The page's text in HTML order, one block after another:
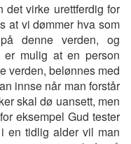
det virke urettferdig for
at vi dømmer hva som
denne verden, og
er mulig at en person
verden, belønnes med
innse når man forstår
skal dø uansett, men
eksempel Gud tester
en tidlig alder vil man